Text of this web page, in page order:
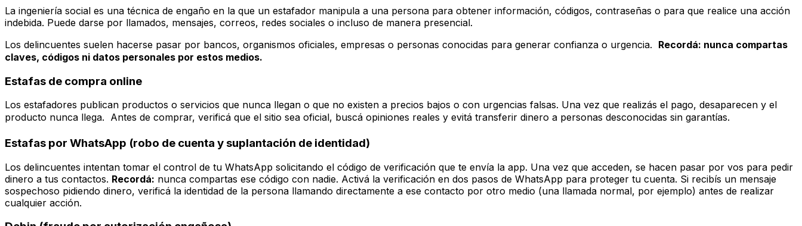
La ingeniería social es una técnica de engaño en la que un estafador manipula a una persona para obtener información, códigos, contraseñas o para que realice una acción
indebida. Puede darse por llamados, mensajes, correos, redes sociales o incluso de manera presencial.
Los delincuentes suelen hacerse pasar por bancos, organismos oficiales, empresas o personas conocidas para generar confianza o urgencia. Recordá: nunca compartas
claves, códigos ni datos personales por estos medios.
Estafas de compra online
Los estafadores publican productos o servicios que nunca llegan o que no existen a precios bajos o con urgencias falsas. Una vez que realizás el pago, desaparecen y el
producto nunca llega. Antes de comprar, verificá que el sitio sea oficial, buscá opiniones reales y evitá transferir dinero a personas desconocidas sin garantías.
Estafas por WhatsApp (robo de cuenta y suplantación de identidad)
Los delincuentes intentan tomar el control de tu WhatsApp solicitando el código de verificación que te envía la app. Una vez que acceden, se hacen pasar por vos para pedir
dinero a tus contactos. Recordá: nunca compartas ese código con nadie. Activá la verificación en dos pasos de WhatsApp para proteger tu cuenta. Si recibís un mensaje
sospechoso pidiendo dinero, verificá la identidad de la persona llamando directamente a ese contacto por otro medio (una llamada normal, por ejemplo) antes de realizar
cualquier acción.